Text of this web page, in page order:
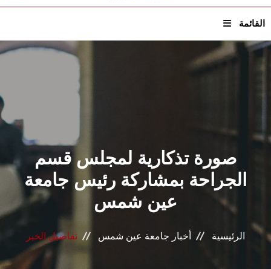
القائمة
الرئيسيـة
القطاعـات
الشئون الأكاديمية
البحث العلمي
المراكز والوحدات
صورة تذكارية لمجلس قسم
الجراحة بمشاركة رئيس جامعة
عين شمس
الرئيسية أخبار جامعة عين شمس تفاصيل الخبر